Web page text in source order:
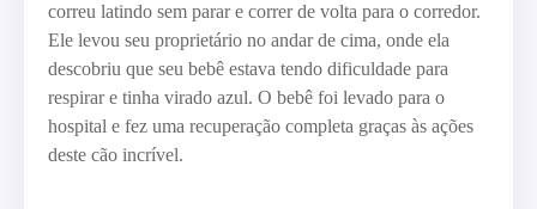
correu latindo sem parar e correr de volta para o corredor.
Ele levou seu proprietário no andar de cima, onde ela
descobriu que seu bebê estava tendo dificuldade para
respirar e tinha virado azul. O bebê foi levado para o
hospital e fez uma recuperação completa graças às ações
deste cão incrível.